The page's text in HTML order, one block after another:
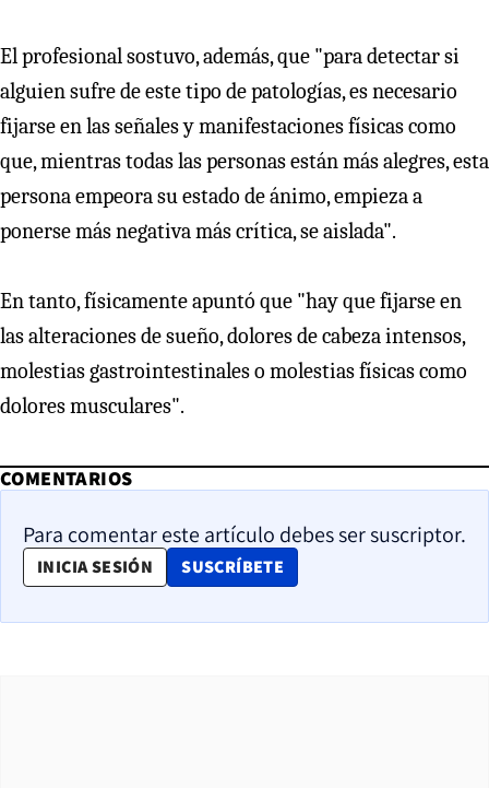
El profesional sostuvo, además, que "para detectar si
alguien sufre de este tipo de patologías, es necesario
fijarse en las señales y manifestaciones físicas como
que, mientras todas las personas están más alegres, esta
persona empeora su estado de ánimo, empieza a
ponerse más negativa más crítica, se aislada".
En tanto, físicamente apuntó que "hay que fijarse en
las alteraciones de sueño, dolores de cabeza intensos,
molestias gastrointestinales o molestias físicas como
dolores musculares".
COMENTARIOS
Para comentar este artículo debes ser suscriptor.
INICIA SESIÓN SUSCRÍBETE
OPENS IN NEW WINDOW